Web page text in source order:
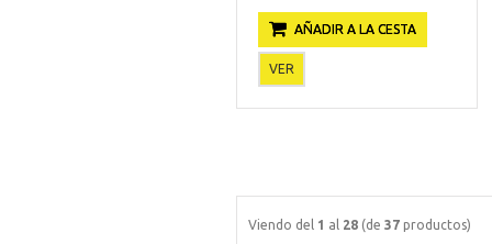
AÑADIR A LA CESTA
VER
Viendo del 1 al 28 (de 37 productos)